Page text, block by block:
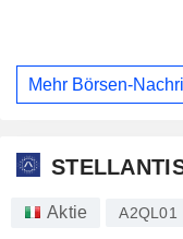
Mehr Börsen-
Aktie A2QL01